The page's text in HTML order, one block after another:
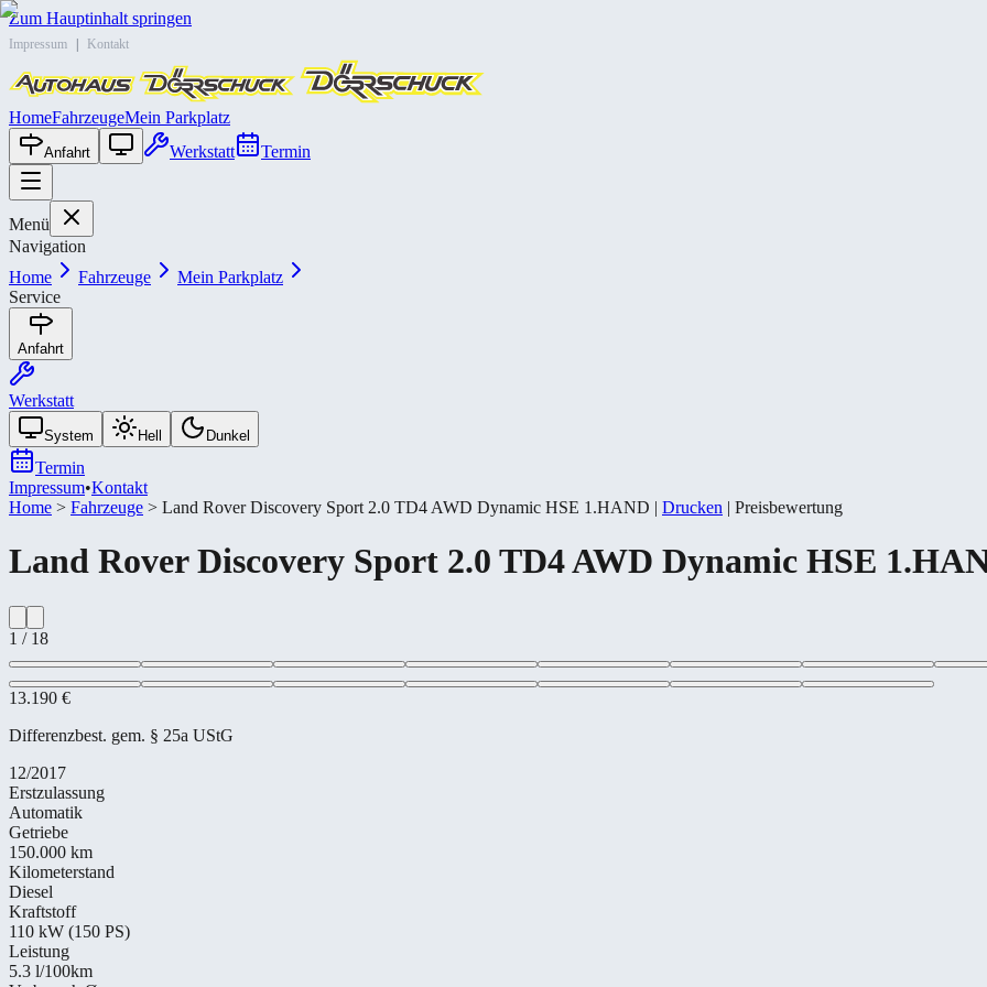
Zum Hauptinhalt springen
Impressum Kontakt
HomeFahrzeugeMein Parkplatz
Anfahrt Werkstatt Termin
Menü
Navigation
Home
Fahrzeuge
Mein Parkplatz
Service
Anfahrt
Werkstatt
System Hell Dunkel
Termin
Impressum•Kontakt
Home > Fahrzeuge > Land Rover Discovery Sport 2.0 TD4 AWD Dynamic HSE 1.HAND | Drucken | Preisbewertung
Land Rover Discovery Sport 2.0 TD4 AWD Dynamic HSE
1 / 18
13.190 €
Differenzbest. gem. § 25a UStG
12/2017
Erstzulassung
Automatik
Getriebe
150.000 km
Kilometerstand
Diesel
Kraftstoff
110 kW (150 PS)
Leistung
5.3 l/100km